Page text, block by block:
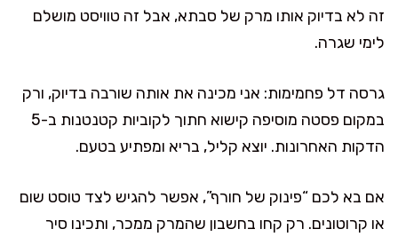
זה לא בדיוק אותו מרק של סבתא, אבל זה טוויסט מושלם
לימי שגרה.
גרסה דל פחמימות: אני מכינה את אותה שורבה בדיוק, ורק
במקום פסטה מוסיפה קישוא חתוך לקוביות קטנטנות ב-5
הדקות האחרונות. יוצא קליל, בריא ומפתיע בטעם.
אם בא לכם “פינוק של חורף”, אפשר להגיש לצד טוסט שום
או קרוטונים. רק קחו בחשבון שהמרק ממכר, ותכינו סיר